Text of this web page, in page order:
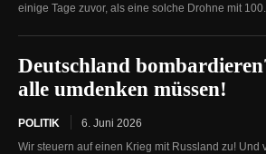
einige Tage zuvor, als eine solche Drohne mit 100...
Deutschland
alle umdenken müssen!
POLITIK
6. Juni 2026
Wir steuern auf einen Krieg mit Russland zu! Und